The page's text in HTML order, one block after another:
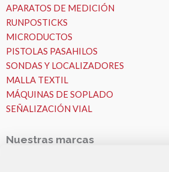
APARATOS DE MEDICIÓN
RUNPOSTICKS
MICRODUCTOS
PISTOLAS PASAHILOS
SONDAS Y LOCALIZADORES
MALLA TEXTIL
MÁQUINAS DE SOPLADO
SEÑALIZACIÓN VIAL
Nuestras marcas